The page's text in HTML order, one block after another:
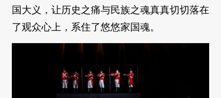
国大义，让历史之痛与民族之魂真真切切落在
了观众心上，系住了悠悠家国魂。